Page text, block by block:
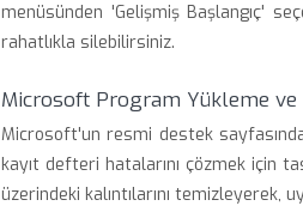
menüsünden 'Gelişmiş Başlangıç'
rahatlıkla silebilirsiniz.
Microsoft Program Yükleme ve
Microsoft'un resmi destek
kayıt defteri hatalarını çözmek için
üzerindeki kalıntılarını temizleyerek,